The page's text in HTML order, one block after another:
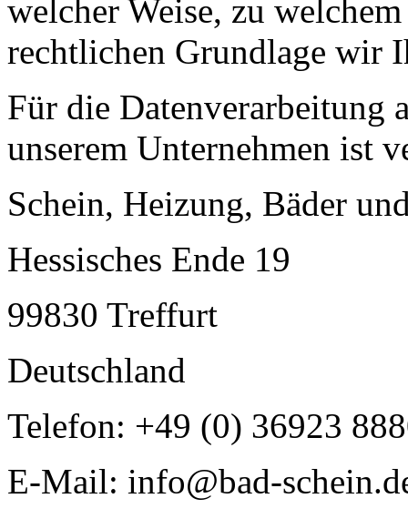
welcher Weise, zu
rechtlichen Grundlage wir
Für die Datenverarbeitung
unserem Unternehmen ist
Schein, Heizung, Bäder
Hessisches Ende 19
99830 Treffurt
Deutschland
Telefon: +49 (0) 36923
E-Mail: info@bad-